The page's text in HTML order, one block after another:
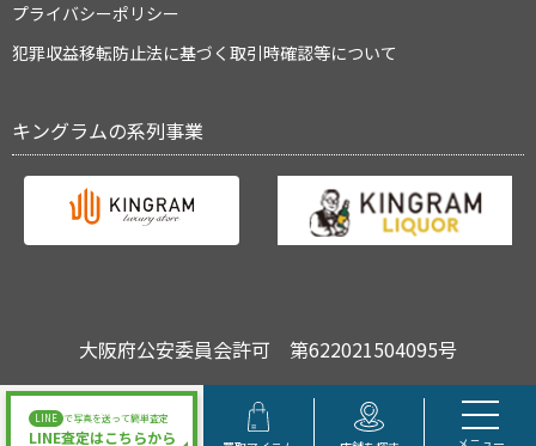
LINE で写真を送って簡単査定
LINE査定はこちらから
プライバシーポリシー
犯罪収益移転防止法に基づく取引時確認等について
キングラムの系列事業
大阪府公安委員会許可 第622021504095号
Copyright © キングラム All Rights Reserved.